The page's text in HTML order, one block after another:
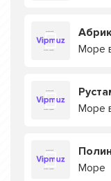
Море
Море
Море